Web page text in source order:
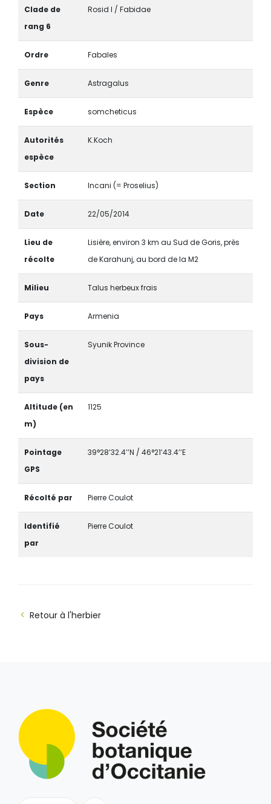
Clade de
rang 6
Rosid I / Fabidae
Ordre Fabales
Genre Astragalus
Espèce somcheticus
Autorités
espèce
K.Koch
Section Incani (= Proselius)
Date 22/05/2014
Lieu de
récolte
Lisière, environ 3 km au Sud de Goris, près
de Karahunj, au bord de la M2
Milieu Talus herbeux frais
Pays Armenia
Sous-
division de
pays
Syunik Province
Altitude (en
m)
1125
Pointage
GPS
39°28’32.4’’N / 46°21’43.4’’E
Récolté par Pierre Coulot
Identifié
par
Pierre Coulot
Retour à l'herbier